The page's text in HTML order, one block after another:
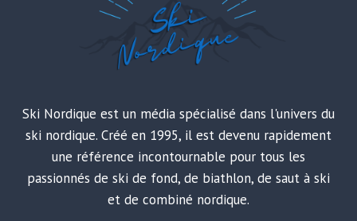
Ski Nordique est un média spécialisé dans l'univers du
ski nordique. Créé en 1995, il est devenu rapidement
une référence incontournable pour tous les
passionnés de ski de fond, de biathlon, de saut à ski
et de combiné nordique.